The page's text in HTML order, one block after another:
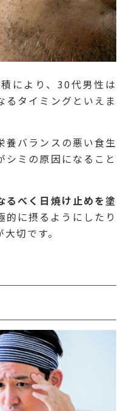
により、30代男性は
るタイミングといえま
養バランスの悪い食生
シミの原因になること
るべく日焼け止めを塗
的に摂るようにしたり
切です。